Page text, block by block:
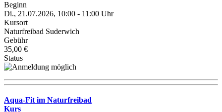
Beginn
Di., 21.07.2026, 10:00 - 11:00 Uhr
Kursort
Naturfreibad Suderwich
Gebühr
35,00 €
Status
Aqua-Fit im Naturfreibad
Kurs